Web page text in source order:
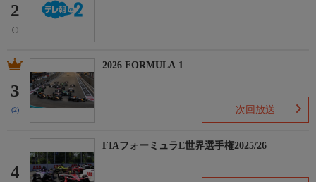
2
(-)
3
(2)
2026 FORMULA 1
次回放送
4
FIAフォーミュラE世界選手権2025/26